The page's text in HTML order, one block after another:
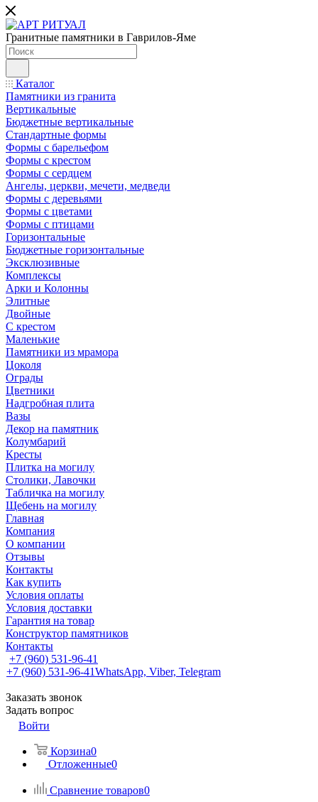
Гранитные памятники в Гаврилов-Яме
Каталог
Памятники из гранита
Вертикальные
Бюджетные вертикальные
Стандартные формы
Формы с барельефом
Формы с крестом
Формы с сердцем
Ангелы, церкви, мечети, медведи
Формы с деревьями
Формы с цветами
Формы с птицами
Горизонтальные
Бюджетные горизонтальные
Эксклюзивные
Комплексы
Арки и Колонны
Элитные
Двойные
С крестом
Маленькие
Памятники из мрамора
Цоколя
Ограды
Цветники
Надгробная плита
Вазы
Декор на памятник
Колумбарий
Кресты
Плитка на могилу
Столики, Лавочки
Табличка на могилу
Щебень на могилу
Главная
Компания
О компании
Отзывы
Контакты
Как купить
Условия оплаты
Условия доставки
Гарантия на товар
Конструктор памятников
Контакты
+7 (960) 531-96-41
+7 (960) 531-96-41WhatsApp, Viber, Telegram
Заказать звонок
Задать вопрос
Войти
Корзина0
Отложенные0
Сравнение товаров0